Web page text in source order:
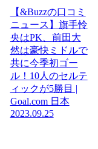
【&Buzzの口コミ
ニュース】旗手怜
央はPK、前田大
然は豪快ミドルで
共に今季初ゴー
ル！10人のセルテ
ィックが5勝目 |
Goal.com 日本
2023.09.25